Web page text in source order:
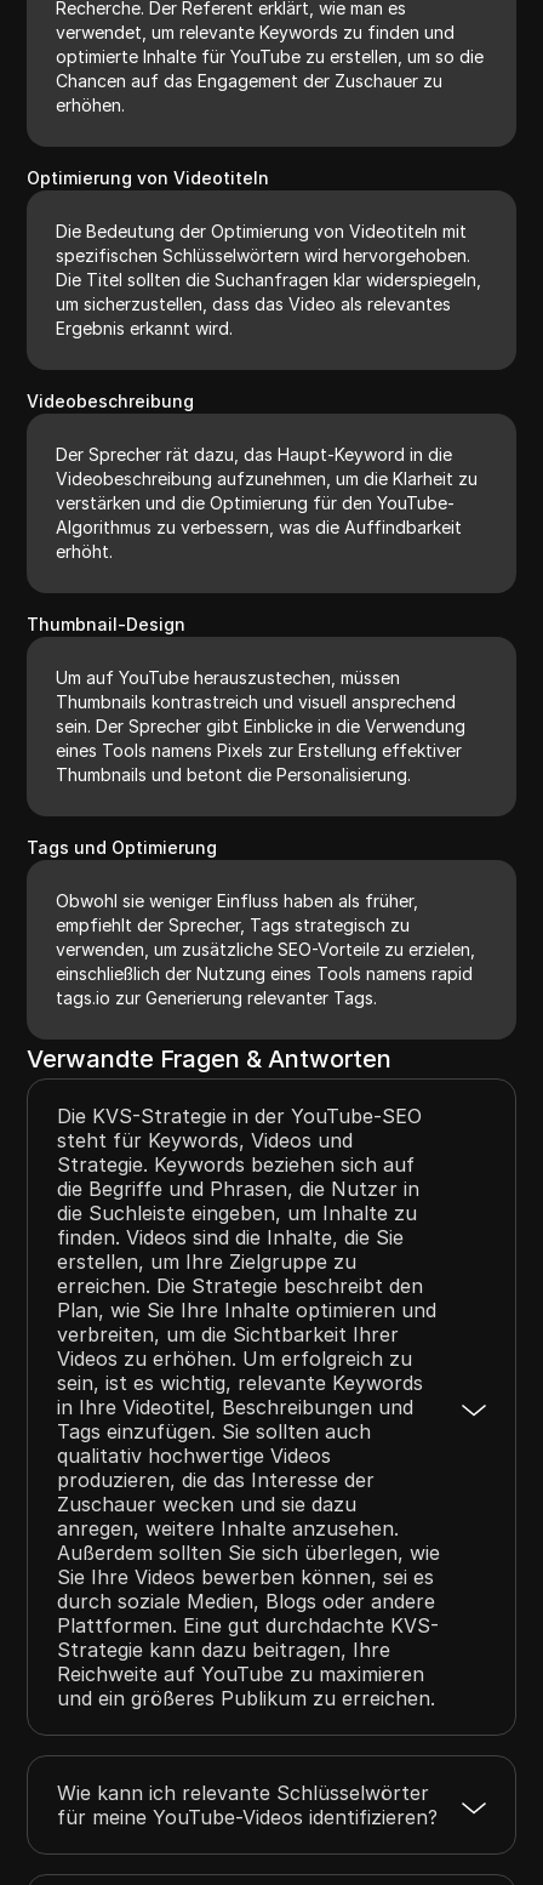
Recherche. Der Referent erklärt, wie man es
verwendet, um relevante Keywords zu finden und
optimierte Inhalte für YouTube zu erstellen, um so die
Chancen auf das Engagement der Zuschauer zu
erhöhen.
Optimierung von Videotiteln
Die Bedeutung der Optimierung von Videotiteln mit
spezifischen Schlüsselwörtern wird hervorgehoben.
Die Titel sollten die Suchanfragen klar widerspiegeln,
um sicherzustellen, dass das Video als relevantes
Ergebnis erkannt wird.
Videobeschreibung
Der Sprecher rät dazu, das Haupt-Keyword in die
Videobeschreibung aufzunehmen, um die Klarheit zu
verstärken und die Optimierung für den YouTube-
Algorithmus zu verbessern, was die Auffindbarkeit
erhöht.
Thumbnail-Design
Um auf YouTube herauszustechen, müssen
Thumbnails kontrastreich und visuell ansprechend
sein. Der Sprecher gibt Einblicke in die Verwendung
eines Tools namens Pixels zur Erstellung effektiver
Thumbnails und betont die Personalisierung.
Tags und Optimierung
Obwohl sie weniger Einfluss haben als früher,
empfiehlt der Sprecher, Tags strategisch zu
verwenden, um zusätzliche SEO-Vorteile zu erzielen,
einschließlich der Nutzung eines Tools namens rapid
tags.io zur Generierung relevanter Tags.
Verwandte Fragen & Antworten
Die KVS-Strategie in der YouTube-SEO
steht für Keywords, Videos und
Strategie. Keywords beziehen sich auf
die Begriffe und Phrasen, die Nutzer in
die Suchleiste eingeben, um Inhalte zu
finden. Videos sind die Inhalte, die Sie
erstellen, um Ihre Zielgruppe zu
erreichen. Die Strategie beschreibt den
Plan, wie Sie Ihre Inhalte optimieren und
verbreiten, um die Sichtbarkeit Ihrer
Videos zu erhöhen. Um erfolgreich zu
sein, ist es wichtig, relevante Keywords
in Ihre Videotitel, Beschreibungen und
Tags einzufügen. Sie sollten auch
qualitativ hochwertige Videos
produzieren, die das Interesse der
Zuschauer wecken und sie dazu
anregen, weitere Inhalte anzusehen.
Außerdem sollten Sie sich überlegen, wie
Sie Ihre Videos bewerben können, sei es
durch soziale Medien, Blogs oder andere
Plattformen. Eine gut durchdachte KVS-
Strategie kann dazu beitragen, Ihre
Reichweite auf YouTube zu maximieren
und ein größeres Publikum zu erreichen.
Wie kann ich relevante Schlüsselwörter
für meine YouTube-Videos identifizieren?